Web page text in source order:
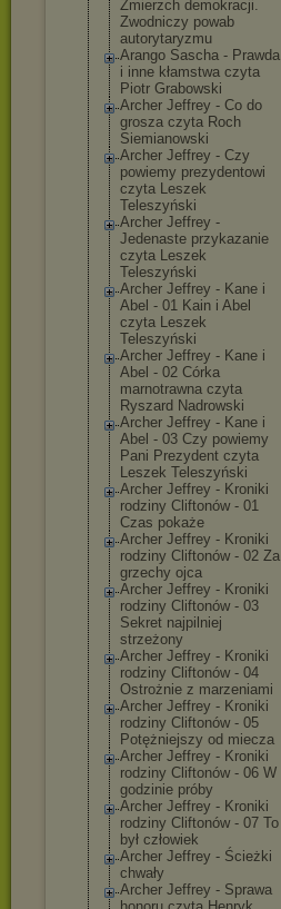
Zmierzch demokracji.
Zwodniczy powab
autorytaryzmu
Arango Sascha - Prawda
i inne kłamstwa czyta
Piotr Grabowski
Archer Jeffrey - Co do
grosza czyta Roch
Siemianowski
Archer Jeffrey - Czy
powiemy prezydentowi
czyta Leszek
Teleszyński
Archer Jeffrey -
Jedenaste przykazanie
czyta Leszek
Teleszyński
Archer Jeffrey - Kane i
Abel - 01 Kain i Abel
czyta Leszek
Teleszyński
Archer Jeffrey - Kane i
Abel - 02 Córka
marnotrawna czyta
Ryszard Nadrowski
Archer Jeffrey - Kane i
Abel - 03 Czy powiemy
Pani Prezydent czyta
Leszek Teleszyński
Archer Jeffrey - Kroniki
rodziny Cliftonów - 01
Czas pokaże
Archer Jeffrey - Kroniki
rodziny Cliftonów - 02 Za
grzechy ojca
Archer Jeffrey - Kroniki
rodziny Cliftonów - 03
Sekret najpilniej
strzeżony
Archer Jeffrey - Kroniki
rodziny Cliftonów - 04
Ostrożnie z marzeniami
Archer Jeffrey - Kroniki
rodziny Cliftonów - 05
Potężniejszy od miecza
Archer Jeffrey - Kroniki
rodziny Cliftonów - 06 W
godzinie próby
Archer Jeffrey - Kroniki
rodziny Cliftonów - 07 To
był człowiek
Archer Jeffrey - Ścieżki
chwały
Archer Jeffrey - Sprawa